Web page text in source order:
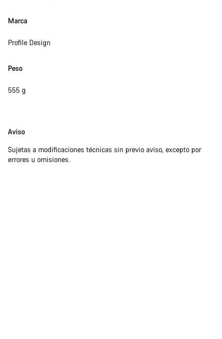
Marca
Profile Design
Peso
555 g
Exención
responsabilidades
Aviso
Sujetas a modificaciones técnicas sin previo aviso, excepto por
errores u omisiones.